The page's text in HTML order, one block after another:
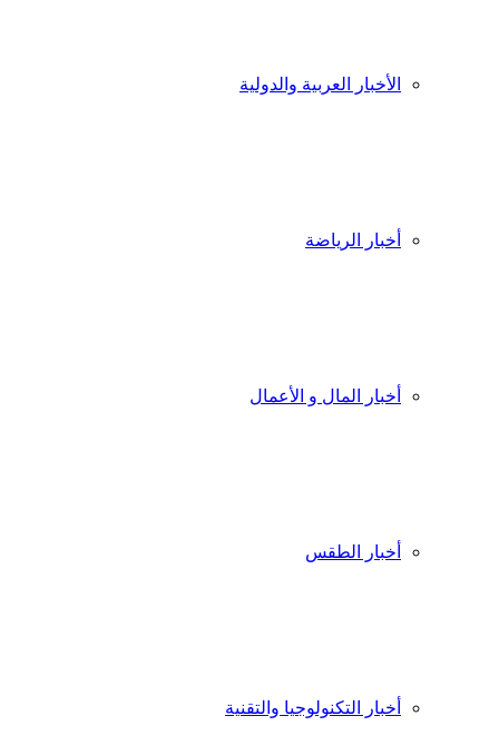
الأخبار العربية والدولية
أخبار الرياضة
أخبار المال و الأعمال
أخبار الطقس
أخبار التكنولوجيا والتقنية